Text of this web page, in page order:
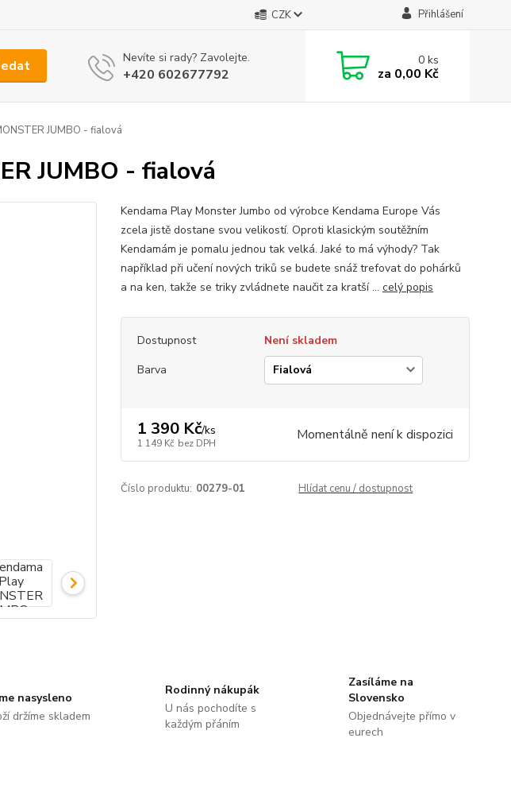
CZK Přihlášení
Nevíte si rady? Zavolejte.
+420 602677792
0ks
za 0,00 Kč
JUMBO - fialová
JUMBO - fialová
Kendama Play Monster Jumbo od výrobce Kendama Europe Vás
zcela jistě dostane svou velikostí. Oproti klasickým soutěžním
Kendamám je pomalu jednou tak velká. Jaké to má výhody? Tak
například při učení nových triků se budete snáž trefovat do pohárků
a na ken, takže se triky zvládnete naučit za kratší ... celý popis
Dostupnost
Není skladem
Barva
1 390 Kč/ks
1 149 Kč bez DPH Momentálně není k dispozici
Číslo produktu: 00279-01 Hlídat cenu / dostupnost
nasysleno
držíme skladem
Rodinný nákupák
U nás pochodíte s
každým přáním
Zasíláme na
Slovensko
Objednávejte přímo v
eurech